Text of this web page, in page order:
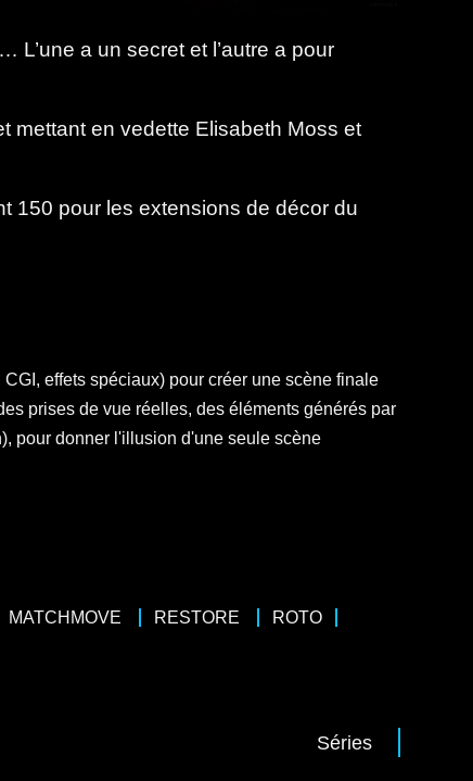
a un secret et l’autre a pour
mettant en vedette Elisabeth Moss et
150 pour les extensions de décor du
effets spéciaux) pour créer une scène finale
prises de vue réelles, des éléments générés par
pour donner l'illusion d'une seule scène
MATCHMOVE RESTORE
ROTO
Séries